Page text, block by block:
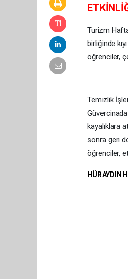
Turizm
birliğinde
öğrenciler,
Temizlik
kayalıklara
sonra geri
öğrenciler,
HÜRAYDIN